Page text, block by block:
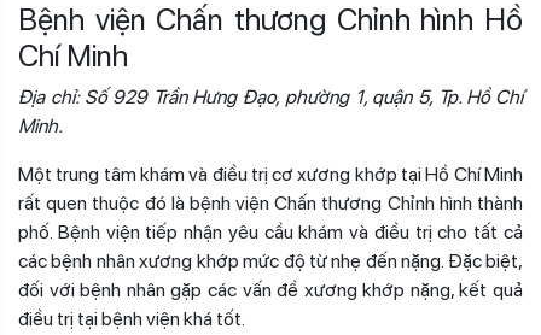
Bệnh viện Chấn thương Chỉnh hình Hồ
Chí Minh
Địa chỉ: Số 929 Trần Hưng Đạo, phường 1, quận 5, Tp. Hồ Chí
Minh.
Một trung tâm khám và điều trị cơ xương khớp tại Hồ Chí Minh
rất quen thuộc đó là bệnh viện Chấn thương Chỉnh hình thành
phố. Bệnh viện tiếp nhận yêu cầu khám và điều trị cho tất cả
các bệnh nhân xương khớp mức độ từ nhẹ đến nặng. Đặc biệt,
đối với bệnh nhân gặp các vấn đề xương khớp nặng, kết quả
điều trị tại bệnh viện khá tốt.